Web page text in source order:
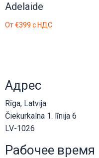
Adelaide
От€399 с НДС
Адрес
Rīga, Latvija
Čiekurkalna 1. līnija 6
LV-1026
Рабочее время